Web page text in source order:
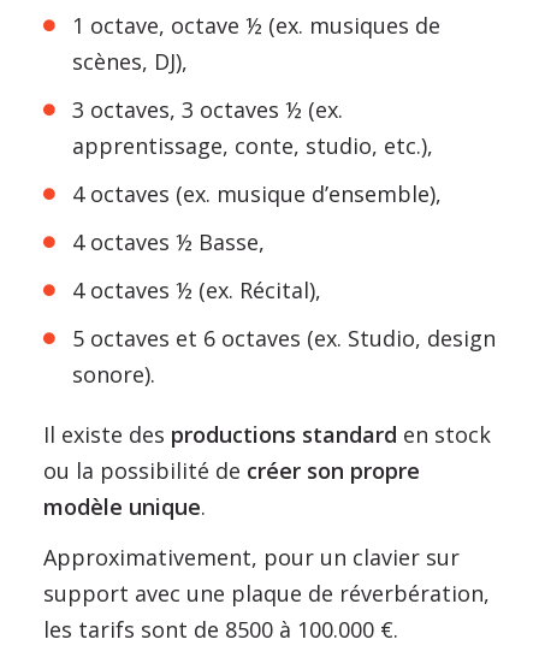
1 octave, octave ½ (ex. musiques de
scènes, DJ),
3 octaves, 3 octaves ½ (ex.
apprentissage, conte, studio, etc.),
4 octaves (ex. musique d’ensemble),
4 octaves ½ Basse,
4 octaves ½ (ex. Récital),
5 octaves et 6 octaves (ex. Studio, design
sonore).
Il existe des productions standard en stock
ou la possibilité de créer son propre
modèle unique.
Approximativement, pour un clavier sur
support avec une plaque de réverbération,
les tarifs sont de 8500 à 100.000 €.